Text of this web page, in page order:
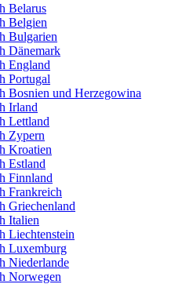
Belarus
Belgien
Bulgarien
Dänemark
England
Portugal
Bosnien und Herzegowina
Irland
Lettland
Zypern
Kroatien
Estland
Finnland
Frankreich
Griechenland
Italien
Liechtenstein
Luxemburg
Niederlande
Norwegen